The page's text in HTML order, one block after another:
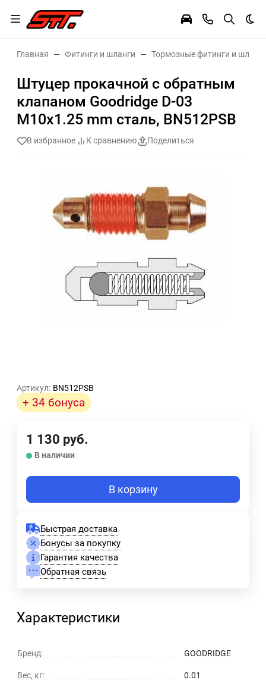
Главная Фитинги и шланги Тормозные фитинги и
Штуцер прокачной с обратным
клапаном Goodridge D-03
M10x1.25 mm сталь, BN512PSB
В избранное К сравнению Поделиться
Артикул: BN512PSB
+ 34 бонуса
1 130 руб.
В наличии
В корзину
Быстрая доставка
Бонусы за покупку
Гарантия качества
Обратная связь
Характеристики
Бренд: GOODRIDGE
Вес, кг: 0.01